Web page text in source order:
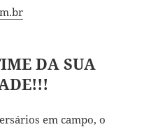
DA SUA
em campo, o